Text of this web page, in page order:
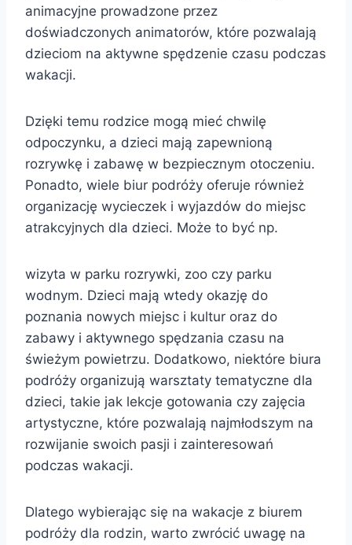
animacyjne prowadzone przez
doświadczonych animatorów, które pozwalają
dzieciom na aktywne spędzenie czasu podczas
wakacji.
Dzięki temu rodzice mogą mieć chwilę
odpoczynku, a dzieci mają zapewnioną
rozrywkę i zabawę w bezpiecznym otoczeniu.
Ponadto, wiele biur podróży oferuje również
organizację wycieczek i wyjazdów do miejsc
atrakcyjnych dla dzieci. Może to być np.
wizyta w parku rozrywki, zoo czy parku
wodnym. Dzieci mają wtedy okazję do
poznania nowych miejsc i kultur oraz do
zabawy i aktywnego spędzania czasu na
świeżym powietrzu. Dodatkowo, niektóre biura
podróży organizują warsztaty tematyczne dla
dzieci, takie jak lekcje gotowania czy zajęcia
artystyczne, które pozwalają najmłodszym na
rozwijanie swoich pasji i zainteresowań
podczas wakacji.
Dlatego wybierając się na wakacje z biurem
podróży dla rodzin, warto zwrócić uwagę na